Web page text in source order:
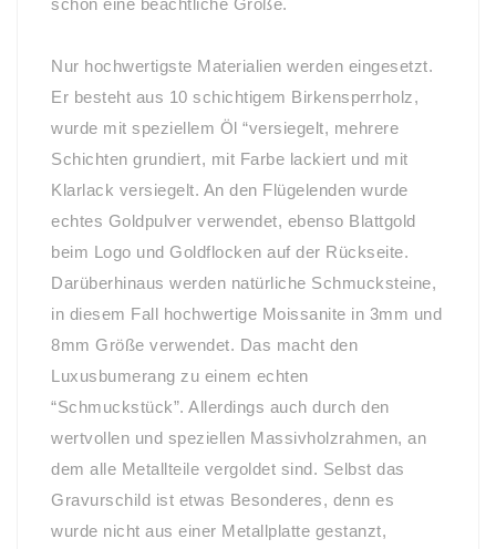
schon eine beachtliche Größe.
Nur hochwertigste Materialien werden eingesetzt.
Er besteht aus 10 schichtigem Birkensperrholz,
wurde mit speziellem Öl “versiegelt, mehrere
Schichten grundiert, mit Farbe lackiert und mit
Klarlack versiegelt. An den Flügelenden wurde
echtes Goldpulver verwendet, ebenso Blattgold
beim Logo und Goldflocken auf der Rückseite.
Darüberhinaus werden natürliche Schmucksteine,
in diesem Fall hochwertige Moissanite in 3mm und
8mm Größe verwendet. Das macht den
Luxusbumerang zu einem echten
“Schmuckstück”. Allerdings auch durch den
wertvollen und speziellen Massivholzrahmen, an
dem alle Metallteile vergoldet sind. Selbst das
Gravurschild ist etwas Besonderes, denn es
wurde nicht aus einer Metallplatte gestanzt,